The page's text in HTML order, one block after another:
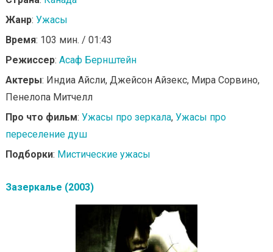
Жанр: Ужасы
Время: 103 мин. / 01:43
Режиссер: Асаф Бернштейн
Актеры: Индиа Айсли, Джейсон Айзекс, Мира Сорвино,
Пенелопа Митчелл
Про что фильм: Ужасы про зеркала, Ужасы про
переселение душ
Подборки: Мистические ужасы
Зазеркалье (2003)